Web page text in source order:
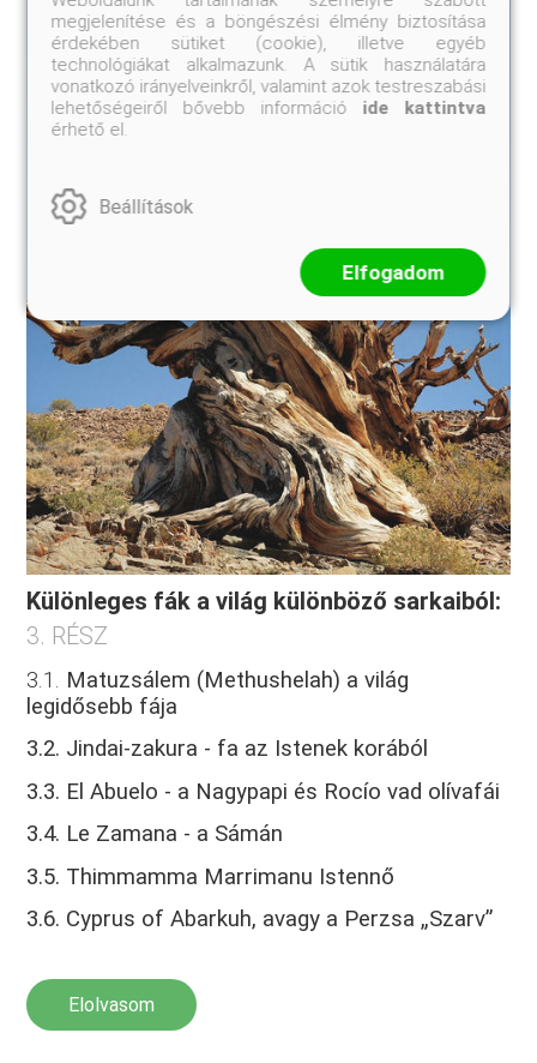
Különleges fák a világ különböző sarkaiból:
3. RÉSZ
3.1. Matuzsálem (Methushelah) a világ
legidősebb fája
3.2. Jindai-zakura - fa az Istenek korából
3.3. El Abuelo - a Nagypapi és Rocío vad olívafái
3.4. Le Zamana - a Sámán
3.5. Thimmamma Marrimanu Istennő
3.6. Cyprus of Abarkuh, avagy a Perzsa „Szarv”
Elolvasom
megjelenítése és a böngészési élmény biztosítása
érdekében sütiket (cookie), illetve egyéb
technológiákat alkalmazunk. A sütik használatára
vonatkozó irányelveinkről, valamint azok testreszabási
lehetőségeiről bővebb információ ide kattintva
érhető el.
Beállítások
Elfogadom